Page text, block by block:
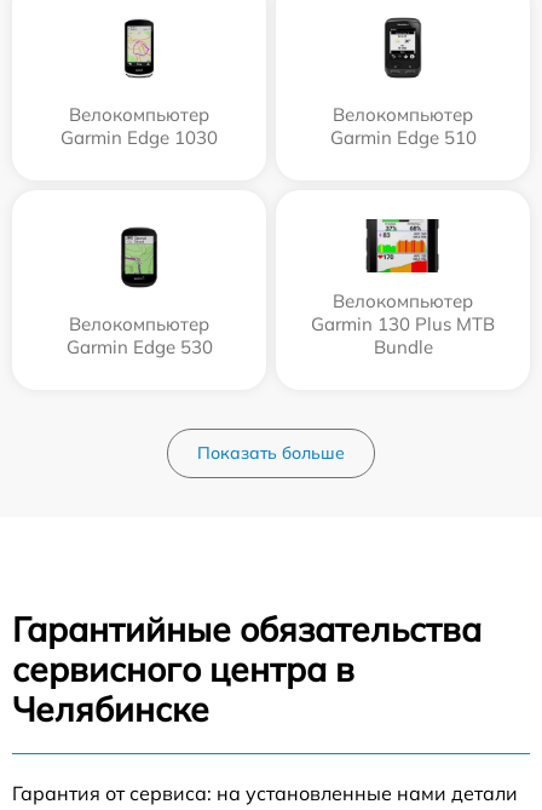
Велокомпьютер
Garmin Edge 1030
Велокомпьютер
Garmin Edge 510
Велокомпьютер
Garmin Edge 530
Велокомпьютер
Garmin 130 Plus MTB
Bundle
Показать больше
Гарантийные обязательства
сервисного центра в
Челябинске
Гарантия от сервиса: на установленные нами детали